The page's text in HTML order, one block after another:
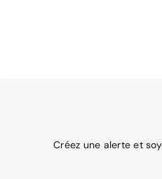
Créez une alerte et